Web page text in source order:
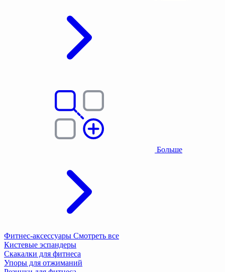
Больше
Фитнес-аксессуары Смотреть все
Кистевые эспандеры
Скакалки для фитнеса
Упоры для отжиманий